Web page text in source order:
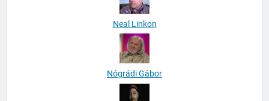
Neal Linkon
Nógrádi Gábor